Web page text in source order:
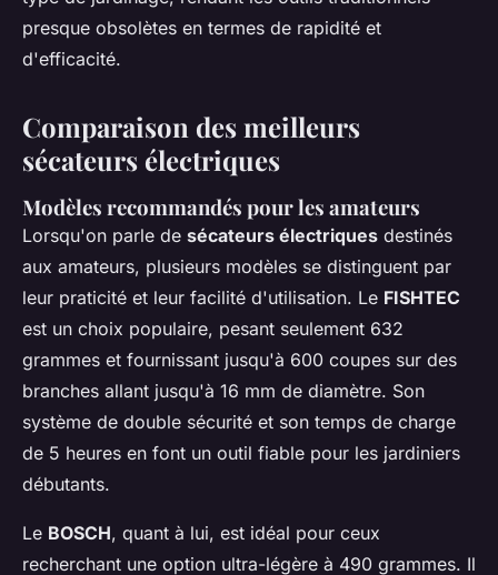
presque obsolètes en termes de rapidité et
d'efficacité.
Comparaison des meilleurs
sécateurs électriques
Modèles recommandés pour les amateurs
Lorsqu'on parle de sécateurs électriques destinés
aux amateurs, plusieurs modèles se distinguent par
leur praticité et leur facilité d'utilisation. Le FISHTEC
est un choix populaire, pesant seulement 632
grammes et fournissant jusqu'à 600 coupes sur des
branches allant jusqu'à 16 mm de diamètre. Son
système de double sécurité et son temps de charge
de 5 heures en font un outil fiable pour les jardiniers
débutants.
Le BOSCH, quant à lui, est idéal pour ceux
recherchant une option ultra-légère à 490 grammes. Il